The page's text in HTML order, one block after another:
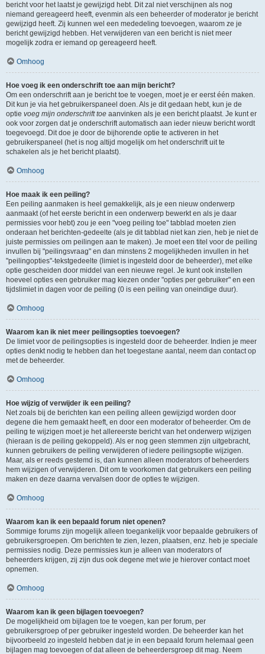
bericht voor het laatst je gewijzigd hebt. Dit zal niet verschijnen als nog
niemand gereageerd heeft, evenmin als een beheerder of moderator je bericht
gewijzigd heeft. Zij kunnen wel een mededeling toevoegen, waarom ze je
bericht gewijzigd hebben. Het verwijderen van een bericht is niet meer
mogelijk zodra er iemand op gereageerd heeft.
Omhoog
Hoe voeg ik een onderschrift toe aan mijn bericht?
Om een onderschrift aan je bericht toe te voegen, moet je er eerst één maken.
Dit kun je via het gebruikerspaneel doen. Als je dit gedaan hebt, kun je de
optie voeg mijn onderschrift toe aanvinken als je een bericht plaatst. Je kunt er
ook voor zorgen dat je onderschrift automatisch aan ieder nieuw bericht wordt
toegevoegd. Dit doe je door de bijhorende optie te activeren in het
gebruikerspaneel (het is nog altijd mogelijk om het onderschrift uit te
schakelen als je het bericht plaatst).
Omhoog
Hoe maak ik een peiling?
Een peiling aanmaken is heel gemakkelijk, als je een nieuw onderwerp
aanmaakt (of het eerste bericht in een onderwerp bewerkt en als je daar
permissies voor hebt) zou je een "voeg peiling toe" tabblad moeten zien
onderaan het berichten-gedeelte (als je dit tabblad niet kan zien, heb je niet de
juiste permissies om peilingen aan te maken). Je moet een titel voor de peiling
invullen bij "peilingsvraag" en dan minstens 2 mogelijkheden invullen in het
"peilingopties"-tekstgedeelte (limiet is ingesteld door de beheerder), met elke
optie gescheiden door middel van een nieuwe regel. Je kunt ook instellen
hoeveel opties een gebruiker mag kiezen onder "opties per gebruiker" en een
tijdslimiet in dagen voor de peiling (0 is een peiling van oneindige duur).
Omhoog
Waarom kan ik niet meer peilingsopties toevoegen?
De limiet voor de peilingsopties is ingesteld door de beheerder. Indien je meer
opties denkt nodig te hebben dan het toegestane aantal, neem dan contact op
met de beheerder.
Omhoog
Hoe wijzig of verwijder ik een peiling?
Net zoals bij de berichten kan een peiling alleen gewijzigd worden door
degene die hem gemaakt heeft, en door een moderator of beheerder. Om de
peiling te wijzigen moet je het allereerste bericht van het onderwerp wijzigen
(hieraan is de peiling gekoppeld). Als er nog geen stemmen zijn uitgebracht,
kunnen gebruikers de peiling verwijderen of iedere peilingsoptie wijzigen.
Maar, als er reeds gestemd is, dan kunnen alleen moderators of beheerders
hem wijzigen of verwijderen. Dit om te voorkomen dat gebruikers een peiling
maken en deze daarna vervalsen door de opties te wijzigen.
Omhoog
Waarom kan ik een bepaald forum niet openen?
Sommige forums zijn mogelijk alleen toegankelijk voor bepaalde gebruikers of
gebruikersgroepen. Om berichten te zien, lezen, plaatsen, enz. heb je speciale
permissies nodig. Deze permissies kun je alleen van moderators of
beheerders krijgen, zij zijn dus ook degene met wie je hierover contact moet
opnemen.
Omhoog
Waarom kan ik geen bijlagen toevoegen?
De mogelijkheid om bijlagen toe te voegen, kan per forum, per
gebruikersgroep of per gebruiker ingesteld worden. De beheerder kan het
bijvoorbeeld zo ingesteld hebben dat je in een bepaald forum helemaal geen
bijlagen mag toevoegen of dat alleen de beheerdersgroep dit mag. Neem